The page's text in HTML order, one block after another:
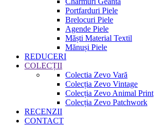
Portfarduri Piele
Brelocuri Piele
Agende Piele
Măști Material Textil
Mănuși Piele
REDUCERI
COLECȚII
Colectia Zevo Vară
Colecția Zevo Vintage
Colecția Zevo Animal Print
Colecția Zevo Patchwork
RECENZII
CONTACT